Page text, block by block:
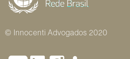
© Innocenti Advogados 2020